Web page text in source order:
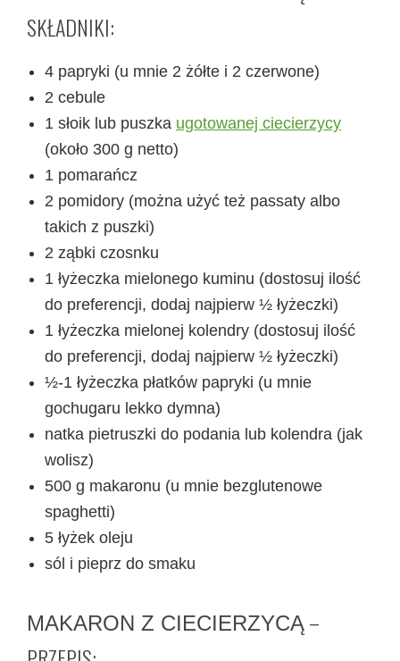
SKŁADNIKI:
4 papryki (u mnie 2 żółte i 2 czerwone)
2 cebule
1 słoik lub puszka ugotowanej ciecierzycy
(około 300 g netto)
1 pomarańcz
2 pomidory (można użyć też passaty albo
takich z puszki)
2 ząbki czosnku
1 łyżeczka mielonego kuminu (dostosuj ilość
do preferencji, dodaj najpierw ½ łyżeczki)
1 łyżeczka mielonej kolendry (dostosuj ilość
do preferencji, dodaj najpierw ½ łyżeczki)
½-1 łyżeczka płatków papryki (u mnie
gochugaru lekko dymna)
natka pietruszki do podania lub kolendra (jak
wolisz)
500 g makaronu (u mnie bezglutenowe
spaghetti)
5 łyżek oleju
sól i pieprz do smaku
MAKARON Z CIECIERZYCĄ –